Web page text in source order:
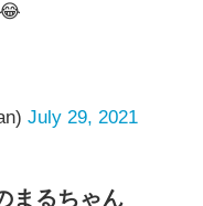
July 29, 2021
まるちゃん